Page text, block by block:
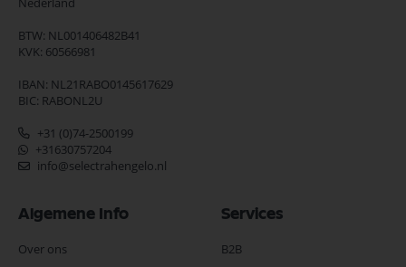
BTW: NL001406482B41
KVK: 60566981
IBAN: NL21RABO0145617629
BIC: RABONL2U
+31 (0)74-2500199
+31630757204
info@selectrahengelo.nl
Algemene Info
Over ons
Services
B2B